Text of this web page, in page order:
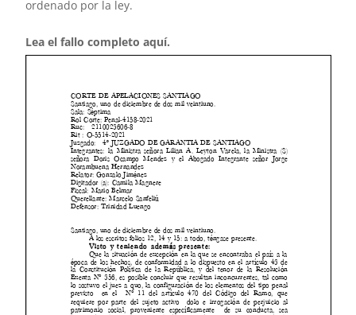
ordenado por la ley.
Lea el fallo completo aquí.